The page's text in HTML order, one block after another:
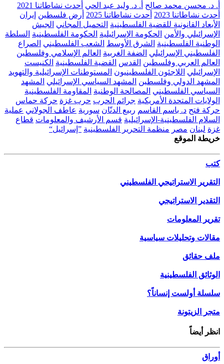
أ. د. محسن محمد صالح أ. د. وليد عبد الحي أحدث نشاطاتنا 2021
أحدث نشاطاتنا 2023
أحدث نشاطاتنا 2025 أرض فلسطين إيران
الأبعاد القانونية للقضية الفلسطينية التحميل المجاني الجيش
الإسرائيلي والأمن الحكومة الإسرائيلية الحكومة الفلسطينية السلطة
الوطنية الفلسطينية الشرق الأوسط الشعب الفلسطيني الصراع
الفلسطيني الإسرائيلي الضفة الغربية العالم الإسلامي وفلسطين
العالم العربي وفلسطين القدس القضية الفلسطينية الكنيست
الإسرائيلي اللاجئون الفلسطينيون المستوطنات الإسرائيلية والتهويد
المشهد الدولي وفلسطين المشهد السياسي الإسرائيلي المشهد
السياسي الفلسطيني المصالحة الوطنية المقاومة الفلسطينية
الولايات المتحدة الأمريكية جرائم الحرب حرب غزة حركة حماس
حركة فتح د. باسم القاسم ربيع الدنّان سورية عاطف الجولاني عملية
السلام الفلسطينية-الإسرائيلية قسم الأرشيف والمعلومات قطاع
غزة لبنان مصر منظمة التحرير الفلسطينية ”إسرائيل“
خريطة الموقع
كتب
التقرير الاستراتيجي الفلسطيني
التقدير الاستراتيجي
تقرير المعلومات
مقالات وتحليلات سياسية
ملف حقائق
الوثائق الفلسطينية
سلسلة أولست إنساناً؟
متجر الزيتونة
انظر أيضاً
أوراق